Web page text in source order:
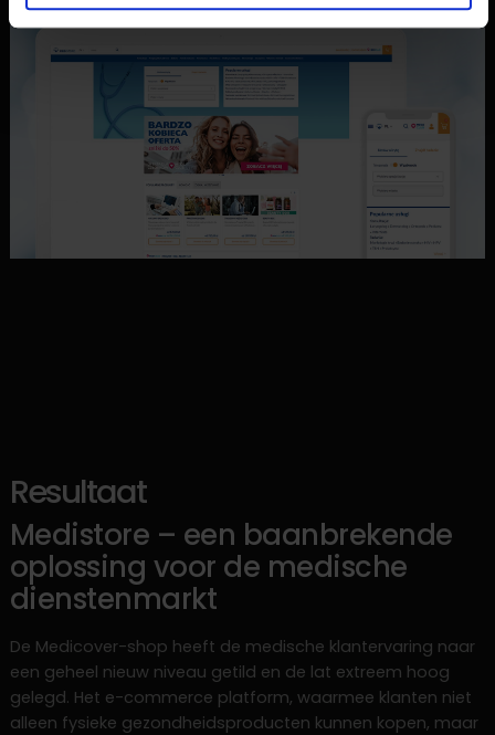
Resultaat
Medistore – een baanbrekende
oplossing voor de medische
dienstenmarkt
De Medicover-shop heeft de medische klantervaring naar
een geheel nieuw niveau getild en de lat extreem hoog
gelegd. Het e-commerce platform, waarmee klanten niet
alleen fysieke gezondheidsproducten kunnen kopen, maar